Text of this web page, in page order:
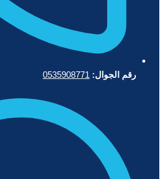
رقم الجوال: 0535908771